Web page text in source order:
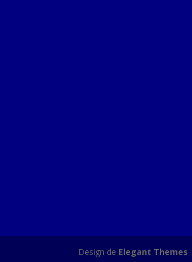
Design de Elegant Themes